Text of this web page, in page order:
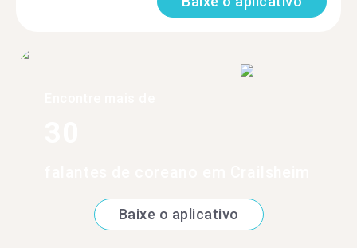
Baixe o aplicativo